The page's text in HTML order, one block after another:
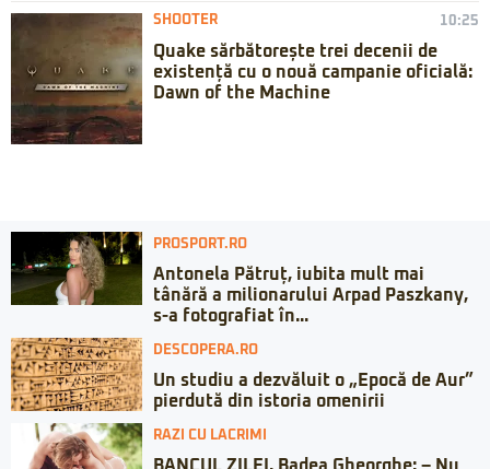
SHOOTER 10:25
Quake sărbătorește trei decenii de
existență cu o nouă campanie oficială:
Dawn of the Machine
PROSPORT.RO
Antonela Pătruț, iubita mult mai
tânără a milionarului Arpad Paszkany,
s-a fotografiat în...
DESCOPERA.RO
Un studiu a dezvăluit o „Epocă de Aur”
pierdută din istoria omenirii
RAZI CU LACRIMI
BANCUL ZILEI. Badea Gheorghe: – Nu